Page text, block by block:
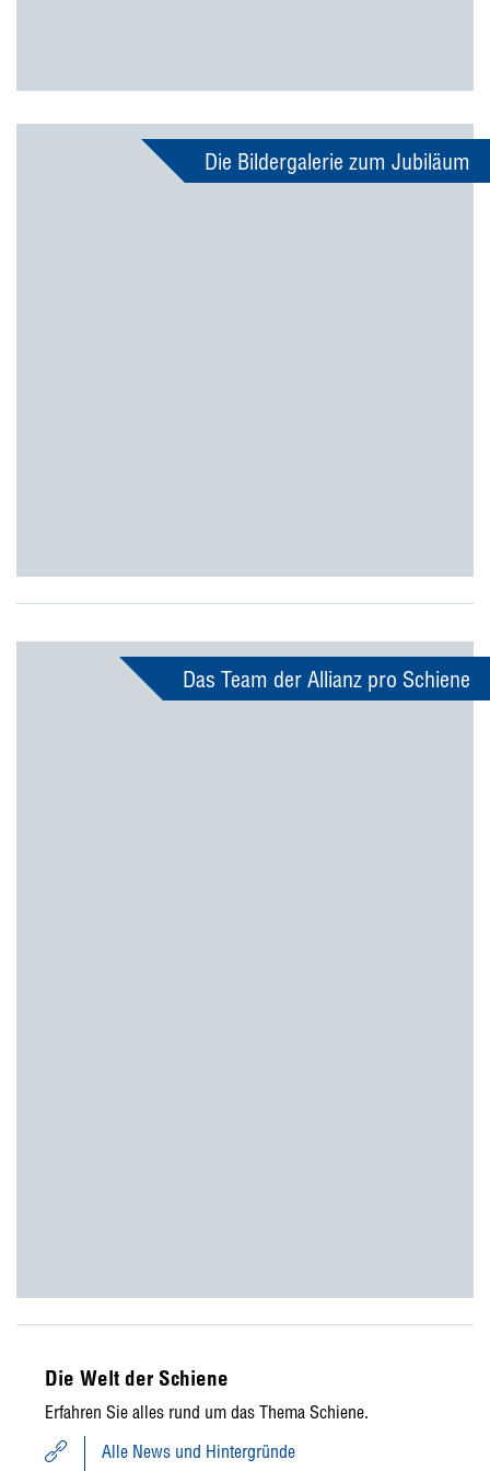
Die Bildergalerie zum Jubiläum
Das Team der Allianz pro Schiene
Die Welt der Schiene
Erfahren Sie alles rund um das Thema Schiene.
Alle News und Hintergründe